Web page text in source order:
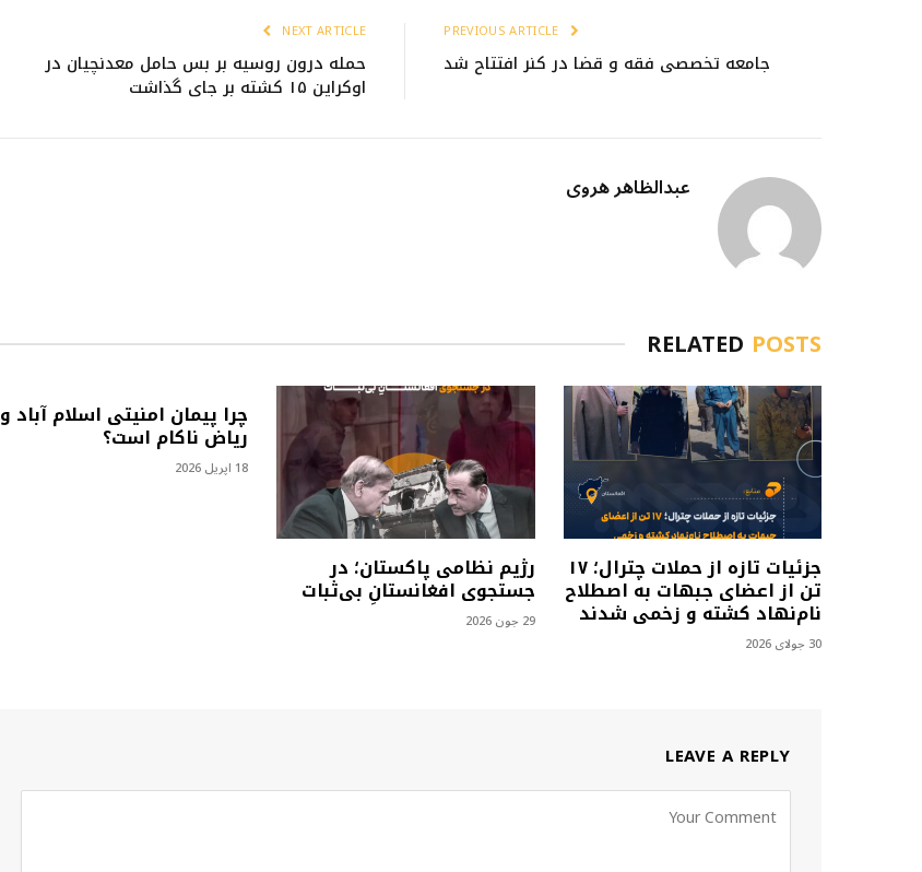
جامعه تخصصی فقه و قضا در کنر افتتاح شد
NEXT ARTICLE
حمله درون روسیه بر بس حامل معدنچیان در
اوکراین ۱۵ کشته بر جای گذاشت
عبدالظاهر هروی
RELATED POSTS
جزئیات تازه از حملات چترال؛ ۱۷
تن از اعضای جبهات به اصطلاح
نام‌نهاد کشته و زخمی شدند
30 جولای 2026
رژیم نظامی پاکستان؛ در
جستجوی افغانستانِ بی‌ثبات
29 جون 2026
چرا پیمان امنیتی اسلام آباد و
ریاض ناکام است؟
18 اپریل 2026
LEAVE A REPLY